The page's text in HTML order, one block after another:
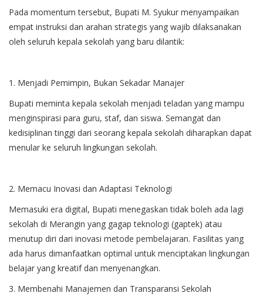
Pada momentum tersebut, Bupati M. Syukur menyampaikan
empat instruksi dan arahan strategis yang wajib dilaksanakan
oleh seluruh kepala sekolah yang baru dilantik:
1. Menjadi Pemimpin, Bukan Sekadar Manajer
Bupati meminta kepala sekolah menjadi teladan yang mampu
menginspirasi para guru, staf, dan siswa. Semangat dan
kedisiplinan tinggi dari seorang kepala sekolah diharapkan dapat
menular ke seluruh lingkungan sekolah.
2. Memacu Inovasi dan Adaptasi Teknologi
Memasuki era digital, Bupati menegaskan tidak boleh ada lagi
sekolah di Merangin yang gagap teknologi (gaptek) atau
menutup diri dari inovasi metode pembelajaran. Fasilitas yang
ada harus dimanfaatkan optimal untuk menciptakan lingkungan
belajar yang kreatif dan menyenangkan.
3. Membenahi Manajemen dan Transparansi Sekolah